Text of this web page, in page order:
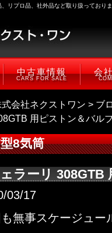
リプロ品、社外品など取り扱っており
中古車情報
CARS FOR SALE
会
会社ネクストワン > ブ
用ピストン＆バル
8気筒
ラーリ 308GTB
03/17
無事スケージュー